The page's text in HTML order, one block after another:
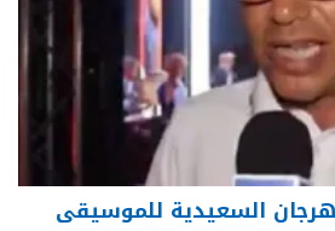
السعيدية للموسيقى